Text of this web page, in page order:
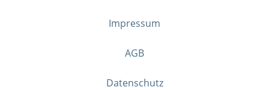
Impressum
AGB
Datenschutz